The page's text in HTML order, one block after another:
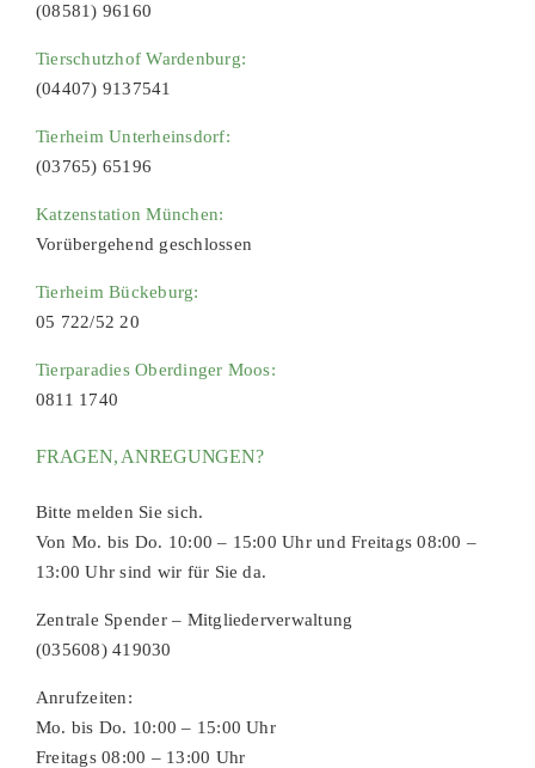
(08581) 96160
Tierschutzhof Wardenburg:
(04407) 9137541
Tierheim Unterheinsdorf:
(03765) 65196
Katzenstation München:
Vorübergehend geschlossen
Tierheim Bückeburg:
05 722/52 20
Tierparadies Oberdinger Moos:
0811 1740
FRAGEN, ANREGUNGEN?
Bitte melden Sie sich.
Von Mo. bis Do. 10:00 – 15:00 Uhr und Freitags 08:00 –
13:00 Uhr sind wir für Sie da.
Zentrale Spender – Mitgliederverwaltung
(035608) 419030
Anrufzeiten:
Mo. bis Do. 10:00 – 15:00 Uhr
Freitags 08:00 – 13:00 Uhr